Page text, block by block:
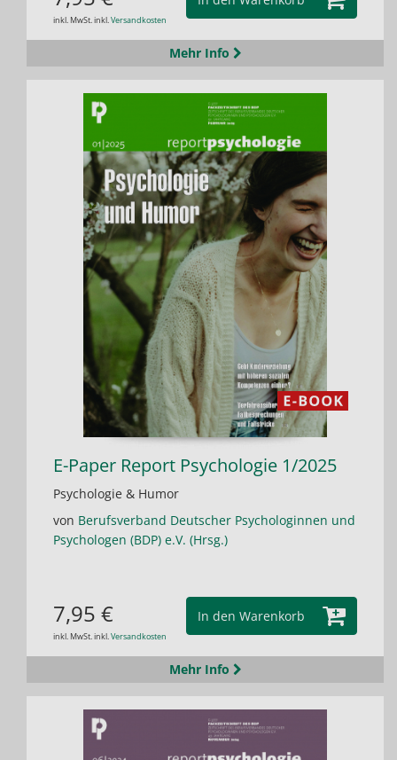
inkl. MwSt. inkl. Versandkosten
Mehr Info
E-Paper Report Psychologie 1/2025
Psychologie & Humor
von Berufsverband Deutscher Psychologinnen und
Psychologen (BDP) e.V. (Hrsg.)
In den Warenkorb
7,95 €
inkl. MwSt. inkl.Versandkosten
Mehr Info